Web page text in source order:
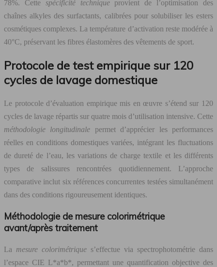
78%. Cette spécificité technique provient de l’optimisation des
chaînes alkyles des surfactants, calibrées pour solubiliser les esters
cosmétiques complexes. La température d’activation reste modérée à
40°C, préservant les fibres élastomères des vêtements de sport.
Protocole de test empirique sur 120
cycles de lavage domestique
Le protocole d’évaluation empirique mis en œuvre s’étend sur 120
cycles de lavage répartis sur quatre mois d’utilisation intensive. Cette
méthodologie longitudinale permet d’apprécier les performances
réelles en conditions domestiques variées, intégrant les fluctuations
de dureté de l’eau, les variations de charge textile et les différents
types de salissures rencontrées quotidiennement. L’approche
comparative inclut six références concurrentes testées simultanément
dans des conditions rigoureusement identiques.
Méthodologie de mesure colorimétrique
avant/après traitement
La mesure colorimétrique s’effectue via spectrophotométrie dans
l’espace CIE L*a*b*, permettant une quantification objective des